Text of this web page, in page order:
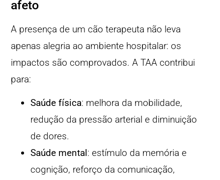
afeto
A presença de um cão terapeuta não leva
apenas alegria ao ambiente hospitalar: os
impactos são comprovados. A TAA contribui
para:
Saúde física: melhora da mobilidade,
redução da pressão arterial e diminuição
de dores.
Saúde mental: estímulo da memória e
cognição, reforço da comunicação,